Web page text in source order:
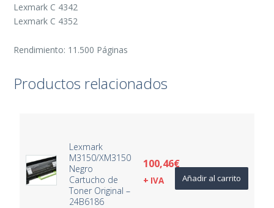
Lexmark C 4342
Lexmark C 4352
Rendimiento: 11.500 Páginas
Productos relacionados
Lexmark
M3150/XM3150
Negro
Cartucho de
Toner Original –
24B6186
100,46€
+ IVA Añadir al carrito